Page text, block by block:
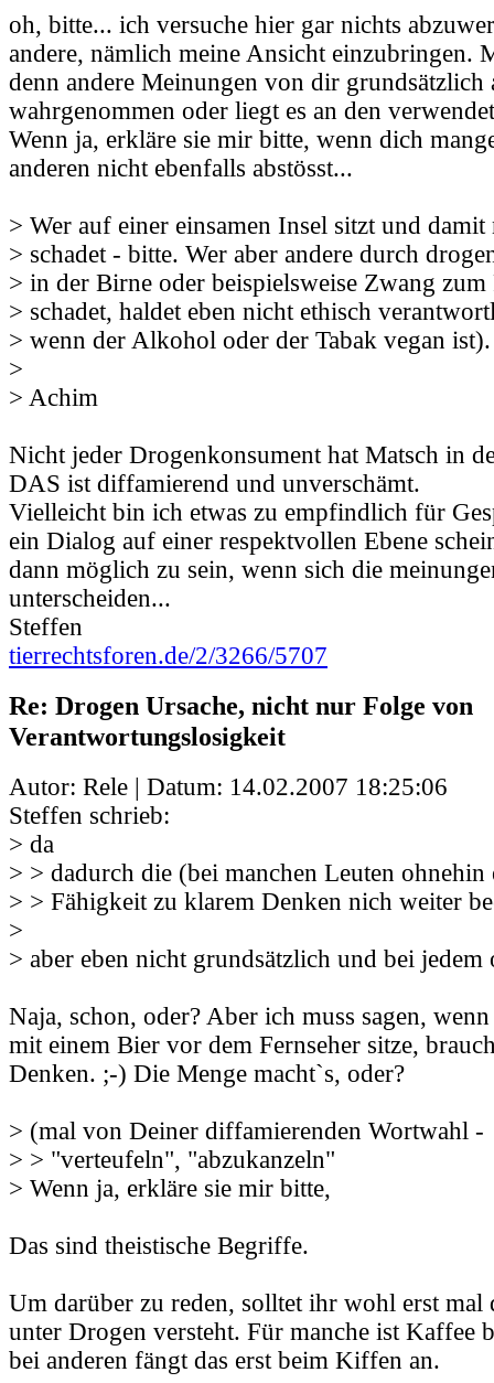
oh, bitte... ich versuche hier gar nichts
andere, nämlich meine Ansicht einzubringen.
denn andere Meinungen von dir
wahrgenommen oder liegt es an den
Wenn ja, erkläre sie mir bitte, wenn dich
anderen nicht ebenfalls abstösst...
> Wer auf einer einsamen Insel sitzt und damit
> schadet - bitte. Wer aber andere durch
> in der Birne oder beispielsweise Zwang zum
> schadet, haldet eben nicht ethisch
> wenn der Alkohol oder der Tabak vegan ist).
>
> Achim
Nicht jeder Drogenkonsument hat Matsch in
DAS ist diffamierend und unverschämt.
Vielleicht bin ich etwas zu empfindlich für
ein Dialog auf einer respektvollen Ebene
dann möglich zu sein, wenn sich die
unterscheiden...
Steffen
tierrechtsforen.de/2/3266/5707
Re: Drogen Ursache, nicht nur Folge von
Verantwortungslosigkeit
Autor: Rele | Datum: 14.02.2007 18:25:06
Steffen schrieb:
> da
> > dadurch die (bei manchen Leuten ohnehin
> > Fähigkeit zu klarem Denken nich weiter
>
> aber eben nicht grundsätzlich und bei jedem
Naja, schon, oder? Aber ich muss sagen,
mit einem Bier vor dem Fernseher sitze,
Denken. ;-) Die Menge macht`s, oder?
> (mal von Deiner diffamierenden Wortwahl -
> > "verteufeln", "abzukanzeln"
> Wenn ja, erkläre sie mir bitte,
Das sind theistische Begriffe.
Um darüber zu reden, solltet ihr wohl erst mal
unter Drogen versteht. Für manche ist Kaffee
bei anderen fängt das erst beim Kiffen an.